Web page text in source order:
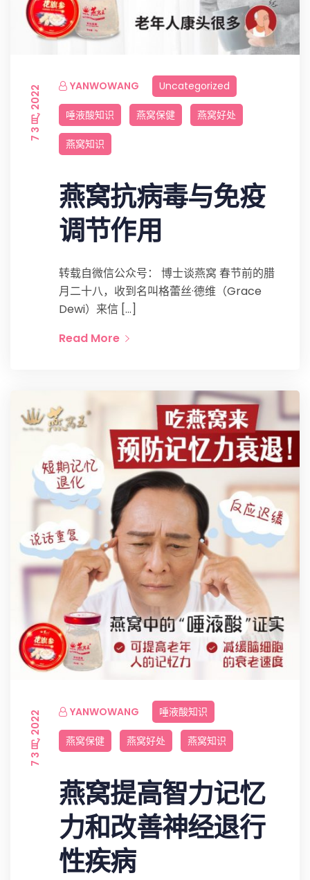
YANWOWANG
7 3 月, 2022 Uncategorized
唾液酸知识 燕窝保健 燕窝好处
燕窝知识
燕窝抗病毒与免疫
调节作用
转载自微信公众号： 博士谈燕窝 春节前的腊
月二十八，收到名叫格蕾丝·德维（Grace
Dewi）来信 […]
Read More
YANWOWANG
7 3 月, 2022 唾液酸知识
燕窝保健 燕窝好处 燕窝知识
燕窝提高智力记忆
力和改善神经退行
性疾病